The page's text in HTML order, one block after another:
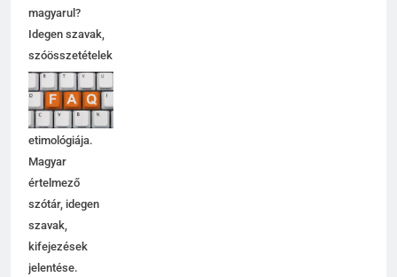
magyarul?
Idegen szavak,
szóösszetételek
jelentése,
magyarázata,
használata,
etimológiája.
Magyar
értelmező
szótár, idegen
szavak,
kifejezések
jelentése.